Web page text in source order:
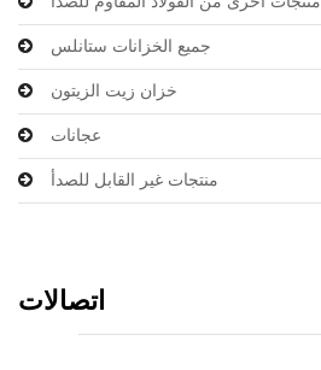
جميع الخزانات ستانلس
خزان زيت الزيتون
عجانات
منتجات غير القابل للصدأ
اتصالات